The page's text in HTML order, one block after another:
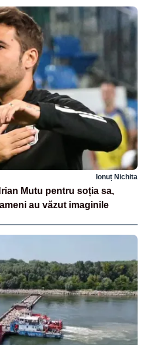
Ionuț Nichita
Mutu pentru soția sa,
au văzut imaginile